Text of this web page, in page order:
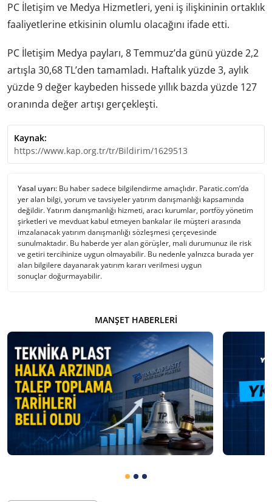
PC İletişim ve Medya Hizmetleri, yeni iş ilişkininin ortaklık
faaliyetlerine etkisinin olumlu olacağını ifade etti.
PC İletişim Medya payları, 8 Temmuz’da günü yüzde 2,2
artışla 30,68 TL’den tamamladı. Haftalık yüzde 3, aylık
yüzde 9 değer kaybeden hissede yıllık bazda yüzde 127
oranında değer artışı gerçekleşti.
Kaynak:
https://www.kap.org.tr/tr/Bildirim/1629513
Yasal uyarı: Bu haber sadece bilgilendirme amaçlıdır. Paratic.com’da
yer alan bilgi, yorum ve tavsiyeler yatırım danışmanlığı kapsamında
değildir. Yatırım danışmanlığı hizmeti, aracı kurumlar, portföy yönetim
şirketleri ve mevduat kabul etmeyen bankalar ile müşteri arasında
imzalanacak yatırım danışmanlığı sözleşmesi çerçevesinde
sunulmaktadır. Bu haberde yer alan görüşler, mali durumunuz ile risk
ve getiri tercihinize uygun olmayabilir. Bu nedenle yalnızca burada yer
alan bilgilere dayanarak yatırım kararı verilmesi uygun
sonuçlar doğurmayabilir.
MANŞET HABERLERI